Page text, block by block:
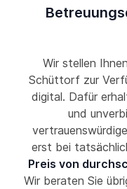
Wir stellen
Schüttorf zur
digital. Dafür
und
erst bei
Preis von
Wir beraten Sie